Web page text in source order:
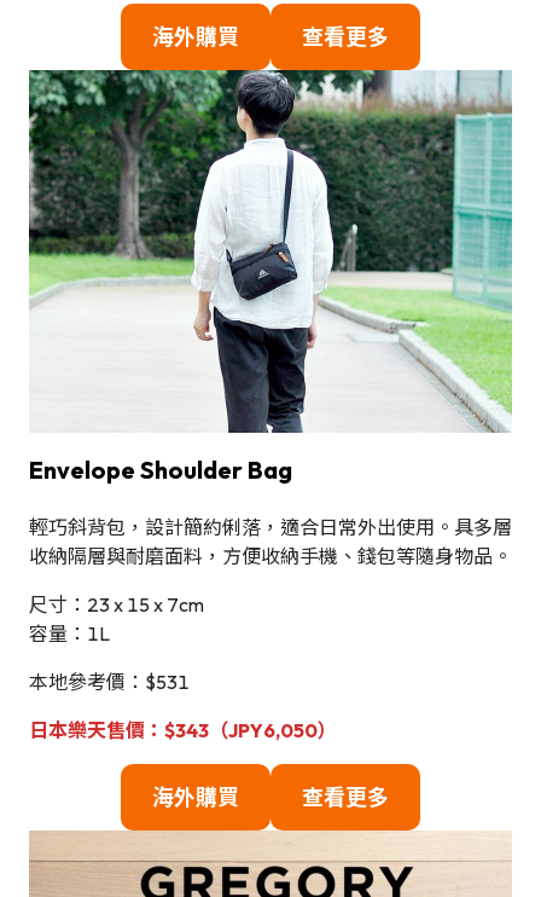
海外購買 查看更多
Envelope Shoulder Bag
輕巧斜背包，設計簡約俐落，適合日常外出使用。具多層
收納隔層與耐磨面料，方便收納手機、錢包等隨身物品。
尺寸：23 x 15 x 7cm
容量：1L
本地參考價：$531
日本樂天售價：$343（JPY6,050）
海外購買 查看更多